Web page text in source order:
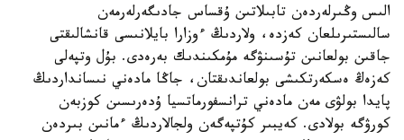
الىس وڭىرلەردەن تابىلاتىن ۇقساس جادىگەرلەرمەن
سالىستىرىلعان كەزدە، ولاردىڭ ءوزارا بايلانىسى قانشالىقتى
جاقىن بولعانىن تۇسىنۋگە مۇمكىندىك بەرەدى. بۇل وتپەلى
كەزەڭ ەسكەرتكىشى بولعاندىقتان، جاڭا مادەني نىسانداردىڭ
پايدا بولۋى مەن مادەني ترانسفورماتسيا ۇدەرىسىن كوزبەن
كورۋگە بولادى. كەيبىر كۇتپەگەن ولجالاردىڭ ءمانىن بىردەن